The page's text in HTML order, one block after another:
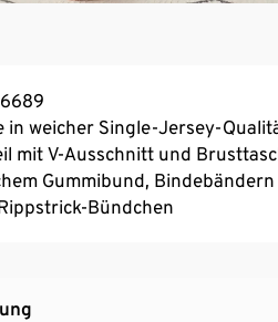
in weicher Single-Jersey-
mit V-Ausschnitt und
Gummibund,
Bündchen